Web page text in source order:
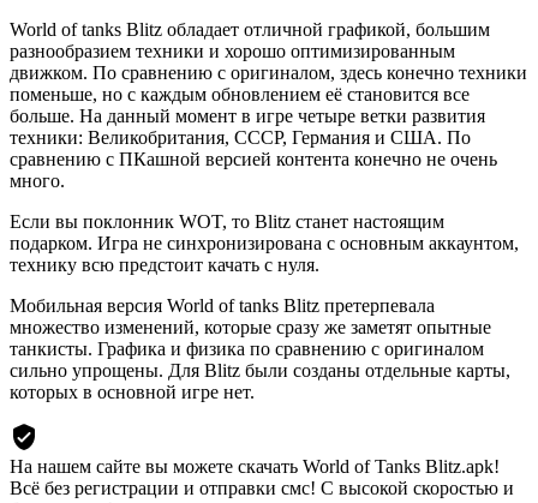
World of tanks Blitz обладает отличной графикой, большим
разнообразием техники и хорошо оптимизированным
движком. По сравнению с оригиналом, здесь конечно техники
поменьше, но с каждым обновлением её становится все
больше. На данный момент в игре четыре ветки развития
техники: Великобритания, СССР, Германия и США. По
сравнению с ПКашной версией контента конечно не очень
много.
Если вы поклонник WOT, то Blitz станет настоящим
подарком. Игра не синхронизирована с основным аккаунтом,
технику всю предстоит качать с нуля.
Мобильная версия World of tanks Blitz претерпевала
множество изменений, которые сразу же заметят опытные
танкисты. Графика и физика по сравнению с оригиналом
сильно упрощены. Для Blitz были созданы отдельные карты,
которых в основной игре нет.
На нашем сайте вы можете скачать World of Tanks Blitz.apk!
Всё без регистрации и отправки смс! С высокой скоростью и